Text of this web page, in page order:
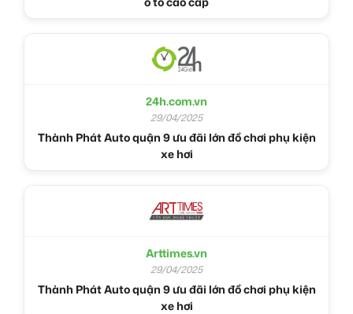
24h.com.vn
29/04/2025
Thành Phát Auto quận 9 ưu đãi lớn đồ chơi phụ kiện
xe hơi
Arttimes.vn
29/04/2025
Thành Phát Auto quận 9 ưu đãi lớn đồ chơi phụ kiện
xe hơi